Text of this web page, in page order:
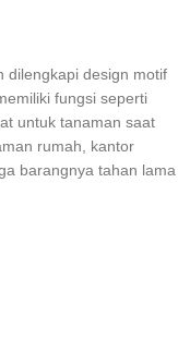
dilengkapi design motif
fungsi seperti
untuk tanaman saat
rumah, kantor
barangnya tahan lama